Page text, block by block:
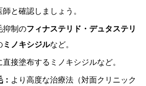
と確認しましょう。
抑制のフィナステリド・デュタステリ
ミノキシジルなど。
直接塗布するミノキシジルなど。
： より高度な治療法（対面クリニック